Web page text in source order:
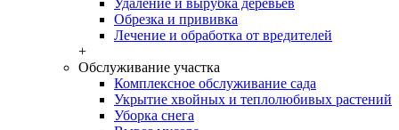
Удаление и вырубка деревьев
Обрезка и прививка
Лечение и обработка от вредителей
+
Обслуживание участка
Комплексное обслуживание сада
Укрытие хвойных и теплолюбивых растений
Уборка снега